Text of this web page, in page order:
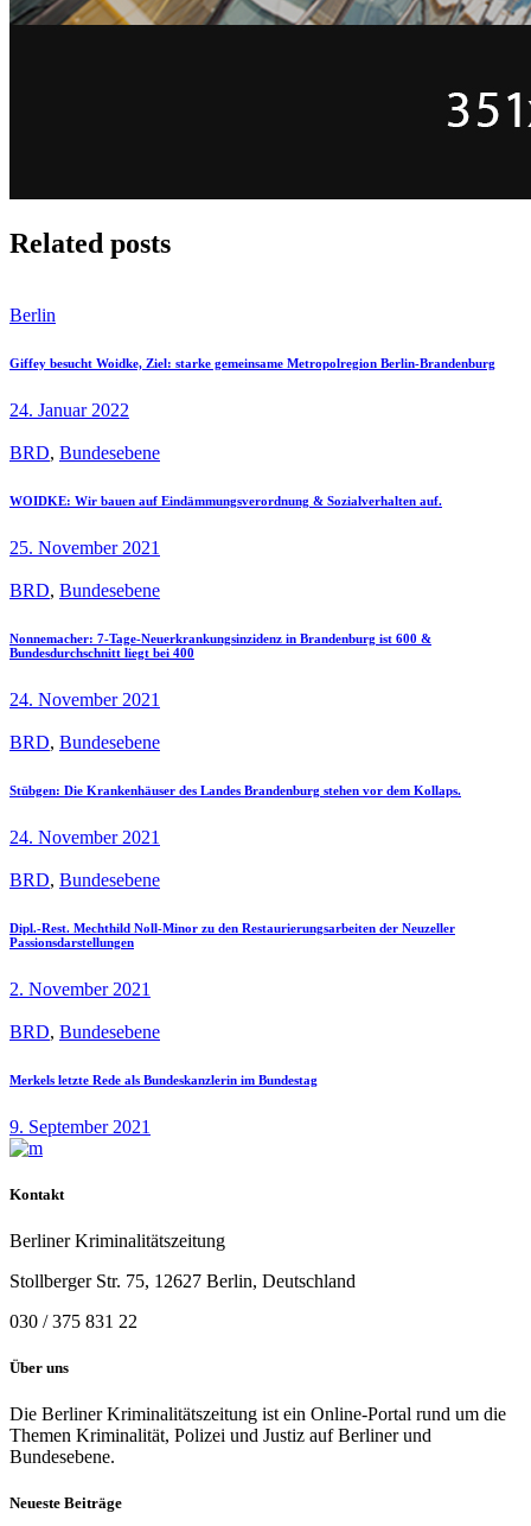
Related posts
Berlin
Giffey besucht Woidke, Ziel: starke gemeinsame Metropolregion Berlin-Brandenburg
24. Januar 2022
BRD, Bundesebene
WOIDKE: Wir bauen auf Eindämmungsverordnung & Sozialverhalten auf.
25. November 2021
BRD, Bundesebene
Nonnemacher: 7-Tage-Neuerkrankungsinzidenz in Brandenburg ist 600 &
Bundesdurchschnitt liegt bei 400
24. November 2021
BRD, Bundesebene
Stübgen: Die Krankenhäuser des Landes Brandenburg stehen vor dem Kollaps.
24. November 2021
BRD, Bundesebene
Dipl.-Rest. Mechthild Noll-Minor zu den Restaurierungsarbeiten der Neuzeller
Passionsdarstellungen
2. November 2021
BRD, Bundesebene
Merkels letzte Rede als Bundeskanzlerin im Bundestag
9. September 2021
Kontakt
Berliner Kriminalitätszeitung
Stollberger Str. 75, 12627 Berlin, Deutschland
030 / 375 831 22
Über uns
Die Berliner Kriminalitätszeitung ist ein Online-Portal rund um die
Themen Kriminalität, Polizei und Justiz auf Berliner und
Bundesebene.
Neueste Beiträge